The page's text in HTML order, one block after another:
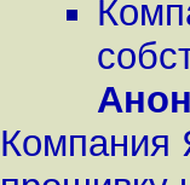
Компания